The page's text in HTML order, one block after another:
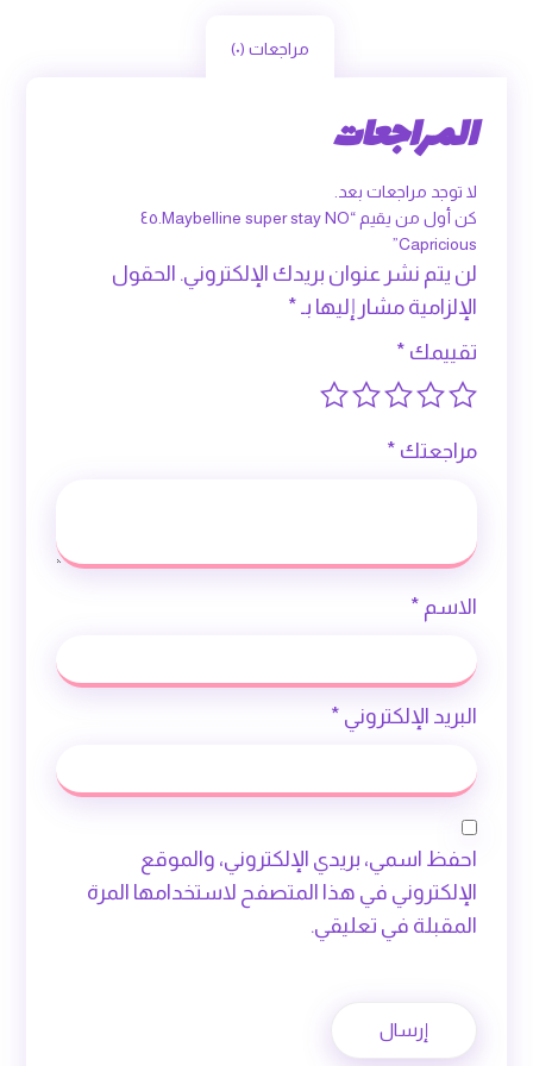
مراجعات (٠)
المراجعات
لا توجد مراجعات بعد.
كن أول من يقيم “Maybelline super stay NO.٤٥
Capricious”
لن يتم نشر عنوان بريدك الإلكتروني. الحقول
الإلزامية مشار إليها بـ *
تقييمك *
مراجعتك *
الاسم *
البريد الإلكتروني *
احفظ اسمي، بريدي الإلكتروني، والموقع
الإلكتروني في هذا المتصفح لاستخدامها المرة
المقبلة في تعليقي.
إرسال